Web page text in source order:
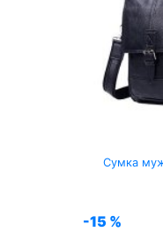
Сумка
-15 %